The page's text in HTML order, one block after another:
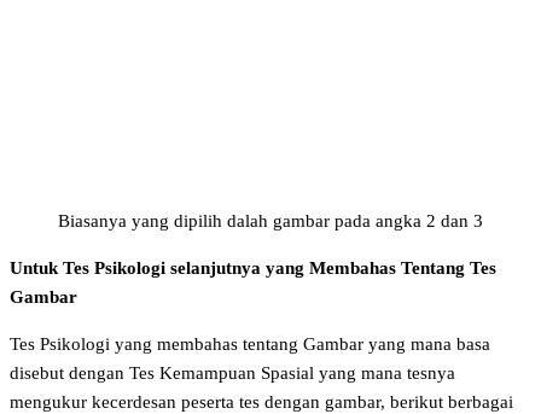
Biasanya yang dipilih dalah gambar pada angka 2 dan 3
Untuk Tes Psikologi selanjutnya yang Membahas Tentang Tes
Gambar
Tes Psikologi yang membahas tentang Gambar yang mana basa
disebut dengan Tes Kemampuan Spasial yang mana tesnya
mengukur kecerdesan peserta tes dengan gambar, berikut berbagai